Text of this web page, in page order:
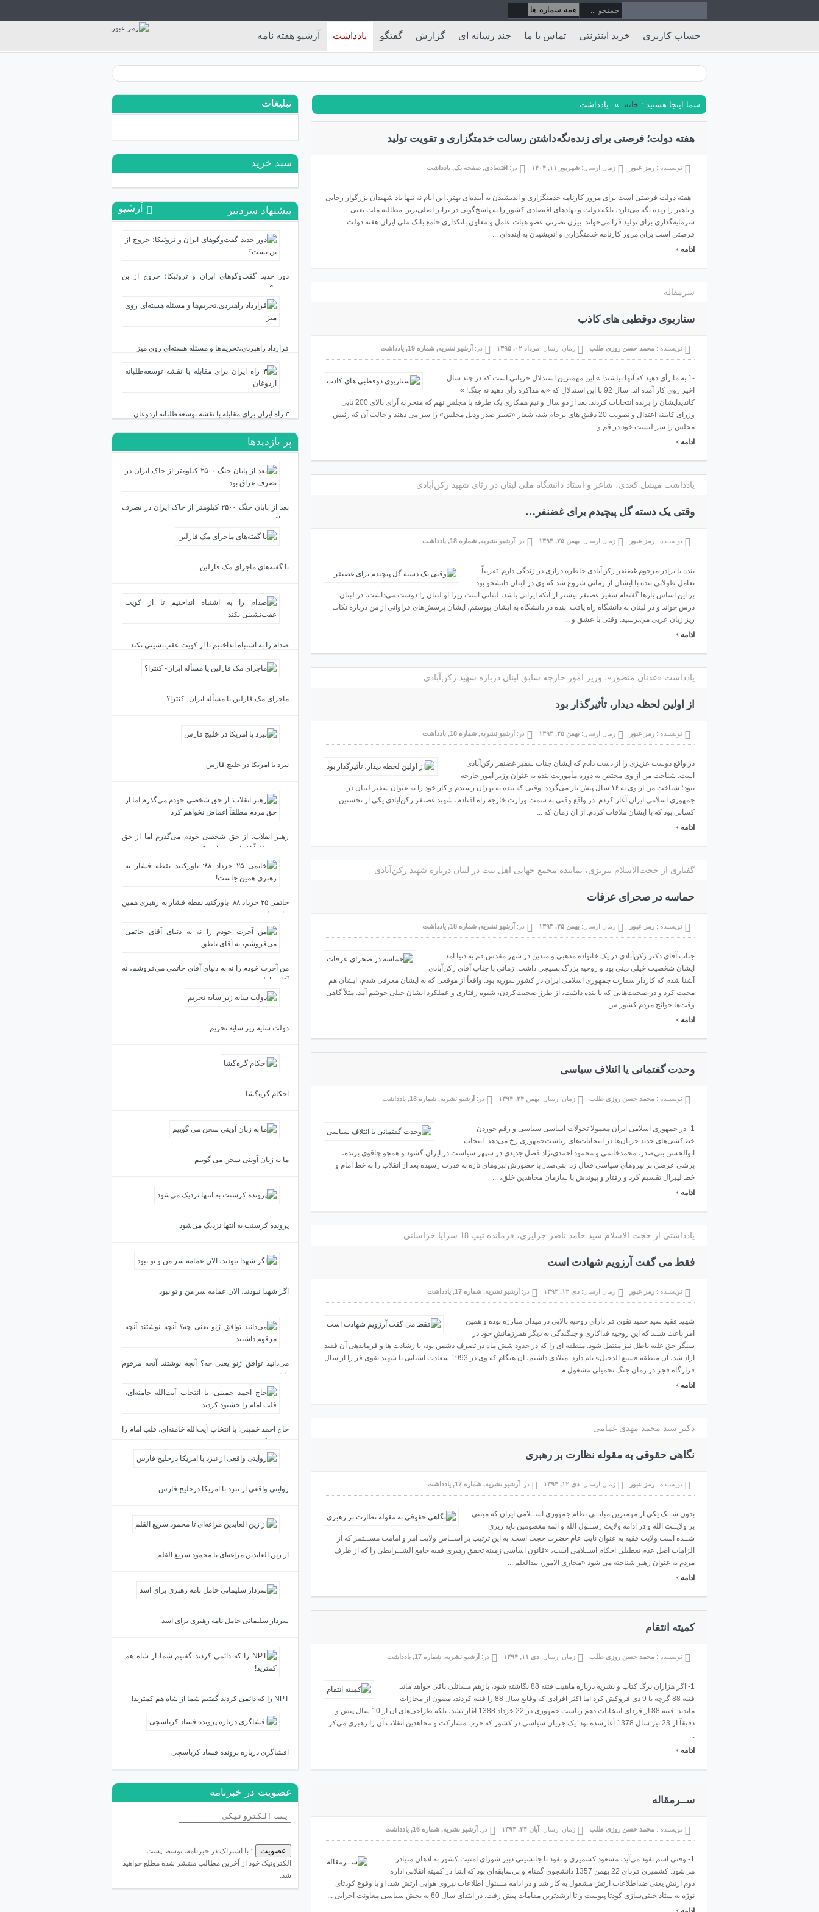
آرشیو هفته نامه یادداشت گفتگو گزارش چند رسانه ای تماس با ما خرید اینترنتی حساب کاربری
شما اینجا هستید : خانه » یادداشت
هفته دولت؛ فرصتی برای زنده‌نگه‌داشتن رسالت خدمتگزاری و تقویت تولید
نویسنده : رمز عبور زمان ارسال: شهریور ۱۱, ۱۴۰۴ در: اقتصادی, صفحه یک, یادداشت
هفته دولت فرصتی است برای مرور کارنامه خدمتگزاری و اندیشیدن به آینده‌ای بهتر. این ایام نه تنها یاد شهیدان بزرگوار رجایی
و باهنر را زنده نگه می‌دارد، بلکه دولت و نهادهای اقتصادی کشور را به پاسخ‌گویی در برابر اصلی‌ترین مطالبه ملت یعنی
سرمایه‌گذاری برای تولید فرا می‌خواند. بیژن نصرتی عضو هیات عامل و معاون بانکداری جامع بانک ملی ایران هفته دولت
فرصتی است برای مرور کارنامه خدمتگزاری و اندیشیدن به آینده‌ای ...
ادامه ›
سرمقاله
سناریوی دوقطبی های کاذب
نویسنده : محمد حسن روزی طلب زمان ارسال: مرداد ۰۲, ۱۳۹۵ در: آرشیو نشریه, شماره 19 , یادداشت
-1 به ما رأی دهید که آنها نباشند! » این مهمترین استدلال جریانی است که در چند سال
اخیر روی کار آمده اند. سال 92 با این استدلال که «به مذاکره رأی دهید نه جنگ! »
کاندیدایشان را برنده انتخابات کردند. بعد از دو سال و نیم همکاری یک طرفه با مجلس نهم که منجر به آرای بالای 200 تایی
وزرای کابینه اعتدال و تصویب 20 دقیق های برجام شد، شعار «تغییر صدر وذیل مجلس» را سر می دهند و جالب آن که رئیس
مجلس را سر لیست خود در قم و ...
ادامه ›
یادداشت میشل کعدی، شاعر و استاد دانشگاه ملی لبنان در رثای شهید رکن‌آبادی
وقتی یک دسته گل پیچیدم برای غضنفر…
نویسنده : رمز عبور زمان ارسال: بهمن ۲۵, ۱۳۹۴ در: آرشیو نشریه, شماره 18 , یادداشت
بنده با برادر مرحوم غضنفر رکن‌آبادی خاطره درازی در زندگی دارم. تقریباً
تعامل طولانی بنده با ایشان از زمانی شروع شد که وي در لبنان دانشجو بود.
بر این اساس بارها گفته‌ام سفیر غضنفر بیشتر از آنکه ایرانی باشد، لبنانی است زیرا او لبنان را دوست می‌داشت، در لبنان
درس خواند و در لبنان به دانشگاه راه یافت. بنده در دانشگاه به ایشان پیوستم، ایشان پرسش‌های فراوانی از من درباره نکات
ریز زبان عربی مي‌پرسید. وقتی با عشق و ...
ادامه ›
یادداشت «عدنان منصور»، وزیر امور خارجه سابق لبنان درباره شهید رکن‌آبادی
از اولین لحظه دیدار، تأثیرگذار بود
نویسنده : رمز عبور زمان ارسال: بهمن ۲۵, ۱۳۹۴ در: آرشیو نشریه, شماره 18 , یادداشت
در واقع دوست عزیزی را از دست دادم که ایشان جناب سفیر غضنفر رکن‌آبادی
است. شناخت من از وی مختص به دوره مأموریت بنده به عنوان وزیر امور خارجه
نبود؛ شناخت من از وی به ۱۶ سال پیش باز می‌گردد. وقتی که بنده به تهران رسیدم و کار خود را به عنوان سفیر لبنان در
جمهوری اسلامی ایران آغاز کردم. در واقع وقتی به سمت وزارت خارجه راه افتادم، شهید غضنفر رکن‌آبادی یکی از نخستین
کسانی بود که با ایشان ملاقات کردم. از آن زمان که ...
ادامه ›
گفتاری از حجت‌الاسلام تبریزی، نماینده مجمع جهانی اهل بیت در لبنان درباره شهید رکن‌آبادی
حماسه در صحرای عرفات
نویسنده : رمز عبور زمان ارسال: بهمن ۲۵, ۱۳۹۴ در: آرشیو نشریه, شماره 18 , یادداشت
جناب آقای دکتر رکن‌آبادی در یک خانواده مذهبی و متدین در شهر مقدس قم به دنیا آمد.
ایشان شخصیت خیلی دینی بود و روحیه بزرگ بسیجی داشت. زمانی با جناب آقای رکن‌آبادی
آشنا شدم که کاردار سفارت جمهوری اسلامی ایران در کشور سوریه بود. واقعاً از موقعی که به ایشان معرفی شدم، ایشان هم
محبت کرد و در صحبت‌هایی که با بنده داشت، از طرز صحبت‌کردن، شیوه رفتاری و عملکرد ایشان خیلی خوشم ‌آمد. مثلاً گاهی
وقت‌ها حوائج مردم کشور س ...
ادامه ›
وحدت گفتمانی یا ائتلاف سیاسی
نویسنده : محمد حسن روزی طلب زمان ارسال: بهمن ۲۴, ۱۳۹۴ در: آرشیو نشریه, شماره 18 , یادداشت
1- در جمهوری اسلامی ایران معمولا تحولات اساسی سیاسی و رقم خوردن
خط‌کشی‌های جدید جریان‌ها در انتخابات‌های ریاست‌جمهوری رخ می‌دهد. انتخاب
ابوالحسن بنی‌صدر، محمدخاتمی و محمود احمدی‌نژاد فصل جدیدی در سپهر سیاست در ایران گشود و همچو چاقوی برنده،
برشی عرضی بر نیروهای سیاسی فعال زد. بنی‌صدر با حضورش نیروهای تازه به قدرت رسیده بعد از انقلاب را به خط امام و
خط لیبرال تقسیم کرد و رفتار و پیوندش با سازمان مجاهدین خلق، ...
ادامه ›
یادداشتی از حجت الاسلام سید حامد ناصر جزایری، فرمانده تیپ 18 سرایا خراسانی
فقط می گفت آرزویم شهادت است
نویسنده : رمز عبور زمان ارسال: دی ۱۲, ۱۳۹۴ در: آرشیو نشریه, شماره 17 , یادداشت
شهید فقید سید حمید تقوی فر دارای روحیه بالایی در میدان مبارزه بوده و همین
امر باعث شــد که این روحیه فداکاری و جنگندگی به دیگر همرزمانش خود در
سنگر حق علیه باطل نیز منتقل شود. منطقه ای را که در حدود شش ماه در تصرف دشمن بود، با رشادت ها و فرماندهی آن فقید
آزاد شد، آن منطقه «سبع الدجیل» نام دارد. میلادی داشتم، آن هنگام که وی در 1993 سعادت آشنایی با شهید تقوی فر را از سال
قرارگاه فجر در زمان جنگ تحمیلی مشغول م ...
ادامه ›
دکتر سید محمد مهدی غمامی
نگاهی حقوقی به مقوله نظارت بر رهبری
نویسنده : رمز عبور زمان ارسال: دی ۱۲, ۱۳۹۴ در: آرشیو نشریه, شماره 17 , یادداشت
بدون شــک یکی از مهمترین مبانــی نظام جمهوری اســلامی ایران که مبتنی
بر ولایــت الله و در ادامه ولایت رســول الله و ائمه معصومین پایه ریزی
شــده است ولایت فقیه به عنوان نایب عام حضرت حجت است. به این ترتیب بر اســاس ولایت امر و امامت مســتمر که از
الزامات اصل عدم تعطیلی احکام اســلامی است، «قانون اساسی زمینه تحقق رهبری فقیه جامع الشــرایطی را که از طرف
مردم به عنوان رهبر شناخته می شود «مجاری الامور، بیدالعلم ...
ادامه ›
کمیته انتقام
نویسنده : محمد حسن روزی طلب زمان ارسال: دی ۱۱, ۱۳۹۴ در: آرشیو نشریه, شماره 17 , یادداشت
1- اگر هزاران برگ کتاب و نشریه درباره ماهیت فتنه 88 نگاشته شود، بازهم مسائلی باقی خواهد ماند.
فتنه 88 گرچه با 9 دی فروکش کرد اما اکثر افرادی که وقایع سال 88 را فتنه کردند،‌ مصون از مجازات
ماندند. فتنه 88 از فردای انتخابات دهم ریاست جمهوری در 22 خرداد 1388 آغاز نشد، بلکه طراحی‌های آن از 10 سال پیش و
دقیقاً از 23 تیر سال 1378 آغازشده بود. یک جریان سیاسی در کشور که حزب مشارکت و مجاهدین انقلاب آن را رهبری می‌کر
...
ادامه ›
ســرمقاله
نویسنده : محمد حسن روزی طلب زمان ارسال: آبان ۲۴, ۱۳۹۴ در: آرشیو نشریه, شماره 16 , یادداشت
1- وقتی اسم نفوذ می‌آید، مسعود کشمیری و نفوذ تا جانشینی دبیر شورای امنیت کشور به اذهان متبادر
می‌شود. کشمیری فردای 22 بهمن 1357 دانشجوی گمنام و بی‌سابقه‌ای بود که ابتدا در کمیته انقلابی اداره
دوم ارتش یعنی ضداطلاعات ارتش مشغول به کار شد و در ادامه مسئول اطلاعات نیروی هوایی ارتش شد. او با وقوع کودتای
نوژه به ستاد خنثی‌سازی کودتا پیوست و تا ارشدترین مقامات پیش رفت. در ابتدای سال 60 به بخش سیاسی معاونت اجرایی ...
›
تبلیغات
سبد خرید
پیشنهاد سردبیر آرشیو
دور جدید گفت‌وگوهای ایران و تروئیکا؛ خروج از بن
بست؟
قرارداد راهبردی،تحریم‌ها و مسئله هسته‌ای روی میز
۳ راه ایران برای مقابله با نقشه توسعه‌طلبانه اردوغان
دی ۱۹, ۱۴۰۳
پر بازدیدها
بعد از پایان جنگ ۲۵۰۰ کیلومتر از خاک ایران در تصرف
عراق بود
نا گفته‌های ماجرای مک فارلین
صدام را به اشتباه انداختیم تا از کویت عقب‌نشینی نکند
ماجرای مک فارلین یا مسأله ایران- کنترا؟
نبرد با امریکا در خلیج فارس
رهبر انقلاب: از حق شخصی خودم می‌گذرم اما از حق
مردم مطلقاً اغماض نخواهم کرد
خاتمی ۲۵ خرداد ۸۸: باورکنید نقطه فشار به رهبری همین
جاست!
من آخرت خودم را نه به دنیای آقای خاتمی می‌فروشم، نه
آقای ناطق
دولت سایه زیر سایه تحریم
احکام گره‌گشا
ما به زبان آوینی سخن می گوییم
پرونده کرسنت به انتها نزدیک می‌شود
اگر شهدا نبودند، الان عمامه سر من و تو نبود
می‌دانید توافق ژنو یعنی چه؟ آنچه نوشتند آنچه مرقوم
داشتند
حاج احمد خمینی: با انتخاب آیت‌الله خامنه‌ای، قلب امام را
خشنود کردید
روایتی واقعی از نبرد با امریکا درخلیج فارس
از زین العابدین مراغه‌ای تا محمود سریع القلم
سردار سلیمانی حامل نامه رهبری برای اسد
NPT را که دائمی کردند گفتیم شما از شاه هم کمترید!
افشاگری درباره پرونده فساد کرباسچی
عضویت در خبرنامه
* با اشتراک در خبرنامه، توسط پست
الکترونیک خود از آخرین مطالب منتشر شده مطلع خواهید
شد.